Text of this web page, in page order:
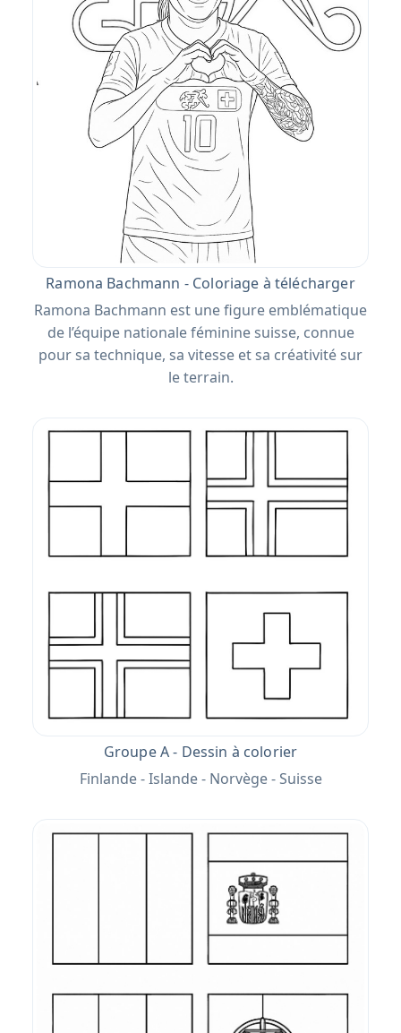
Ramona Bachmann - Coloriage à télécharger
Ramona Bachmann est une figure emblématique
de l’équipe nationale féminine suisse, connue
pour sa technique, sa vitesse et sa créativité sur
le terrain.
Groupe A - Dessin à colorier
Finlande - Islande - Norvège - Suisse